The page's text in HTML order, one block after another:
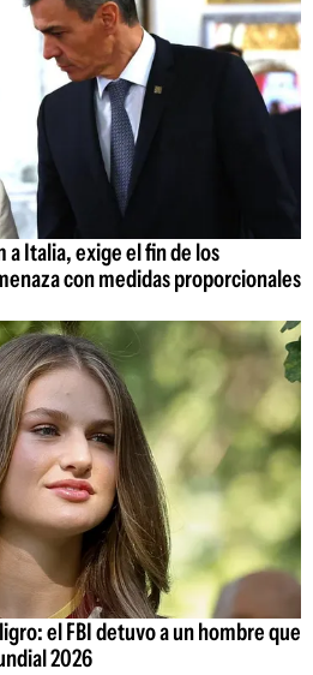
a Italia, exige el fin de los
con medidas proporcionales
el FBI detuvo a un hombre que
2026